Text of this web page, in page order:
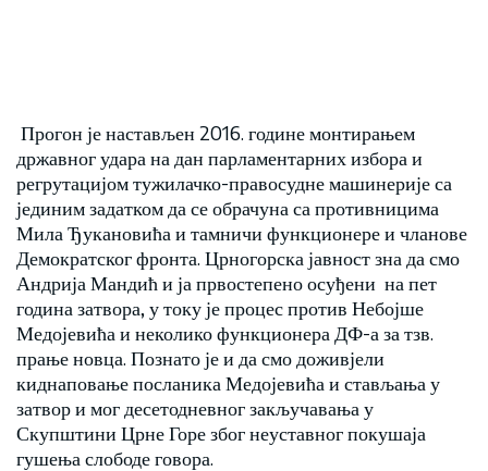
Прогон је настављен 2016. године монтирањем
државног удара на дан парламентарних избора и
регрутацијом тужилачко-правосудне машинерије са
јединим задатком да се обрачуна са противницима
Мила Ђукановића и тамничи функционере и чланове
Демократског фронта. Црногорска јавност зна да смо
Андрија Мандић и ја првостепено осуђени на пет
година затвора, у току је процес против Небојше
Медојевића и неколико функционера ДФ-а за тзв.
прање новца. Познато је и да смо доживјели
киднаповање посланика Медојевића и стављања у
затвор и мог десетодневног закључавања у
Скупштини Црне Горе због неуставног покушаја
гушења слободе говора.